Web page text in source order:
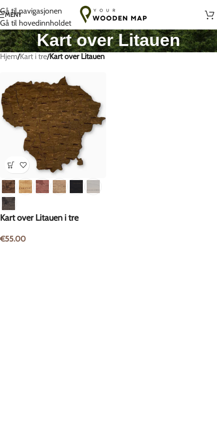
Gå til navigasjonen
Gå til hovedinnholdet
Håndlaget med kjærlighet i Litauen
MENY
Kart over Litauen
Hjem/Kart i tre/Kart over Litauen
Kart over Litauen i tre
€55.00